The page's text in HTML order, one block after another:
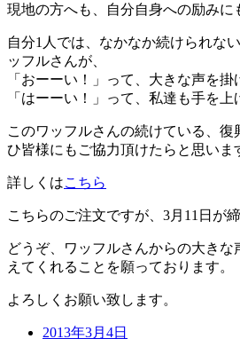
現地の方へも、自分自身への励みに
自分1人では、なかなか続けられな
ッフルさんが、
「おーーい！」って、大きな声を掛
「はーーい！」って、私達も手を上
このワッフルさんの続けている、
ひ皆様にもご協力頂けたらと思いま
詳しくはこちら
こちらのご注文ですが、3月11日が
どうぞ、ワッフルさんからの大き
えてくれることを願っております。
よろしくお願い致します。
2013年3月4日